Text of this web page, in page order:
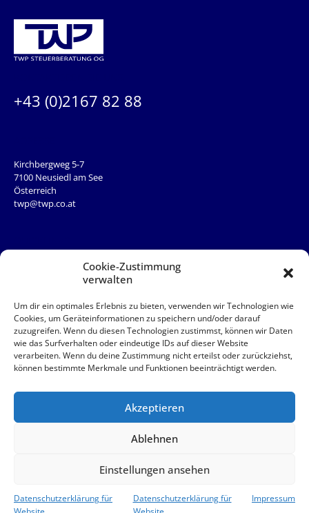
Cookie-Zustimmung
verwalten
Um dir ein optimales Erlebnis zu bieten, verwenden wir Technologien wie
Cookies, um Geräteinformationen zu speichern und/oder darauf
zuzugreifen. Wenn du diesen Technologien zustimmst, können wir Daten
wie das Surfverhalten oder eindeutige IDs auf dieser Website
verarbeiten. Wenn du deine Zustimmung nicht erteilst oder zurückziehst,
können bestimmte Merkmale und Funktionen beeinträchtigt werden.
Akzeptieren
Ablehnen
Einstellungen ansehen
Datenschutzerklärung für
Datenschutzerklärung für
Impressum
+43 (0)2167 82 88
Kirchbergweg 5-7
7100 Neusiedl am See
Österreich
twp@twp.co.at
Kontakt
QUICKLINKS
AAB
Impressum
© 2026 TWP Steuerberatung OG